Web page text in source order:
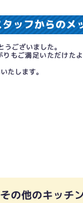
ッフからのメ
ございました。
もご満足いただけた
たします。
その他のキッチ